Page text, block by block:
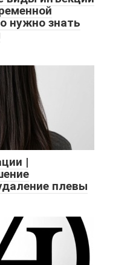
нужно знать
|
плевы